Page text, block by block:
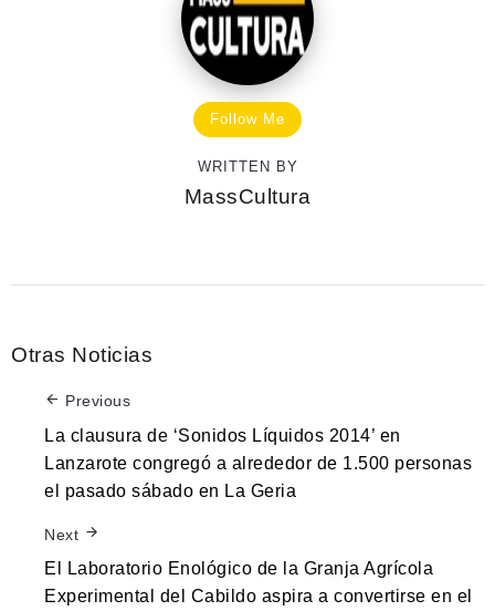
Follow Me
WRITTEN BY
MassCultura
Otras Noticias
Previous
La clausura de ‘Sonidos Líquidos 2014’ en
Lanzarote congregó a alrededor de 1.500 personas
el pasado sábado en La Geria
Next
El Laboratorio Enológico de la Granja Agrícola
Experimental del Cabildo aspira a convertirse en el